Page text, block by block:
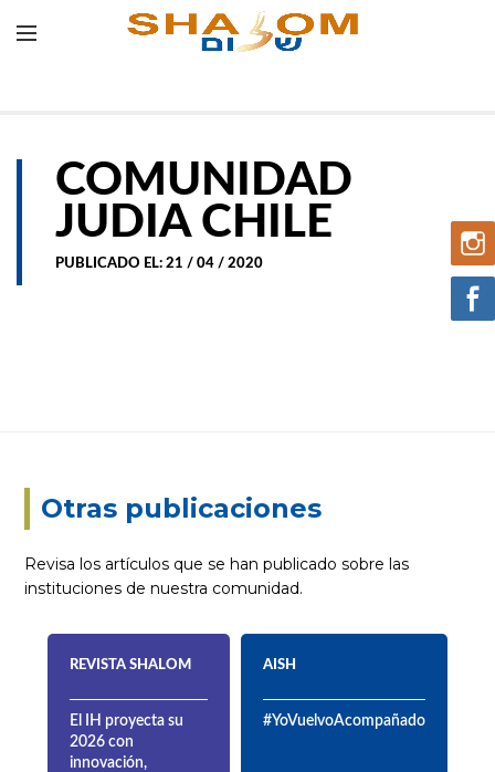
COMUNIDAD
JUDIA CHILE
PUBLICADO EL: 21 / 04 / 2020
Otras publicaciones
Revisa los artículos que se han publicado sobre las
instituciones de nuestra comunidad.
REVISTA SHALOM
El IH proyecta su
2026 con
innovación,
AISH
#YoVuelvoAcompañado